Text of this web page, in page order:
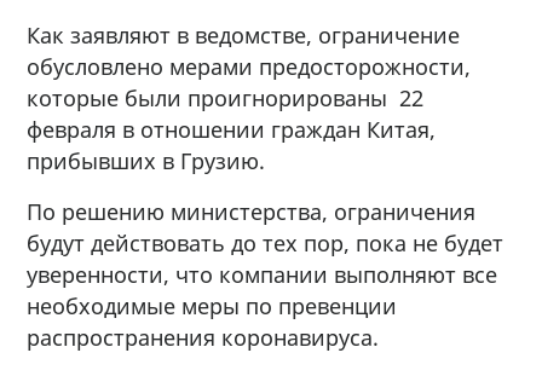
Как заявляют в ведомстве, ограничение
обусловлено мерами предосторожности,
которые были проигнорированы 22
февраля в отношении граждан Китая,
прибывших в Грузию.
По решению министерства, ограничения
будут действовать до тех пор, пока не будет
уверенности, что компании выполняют все
необходимые меры по превенции
распространения коронавируса.